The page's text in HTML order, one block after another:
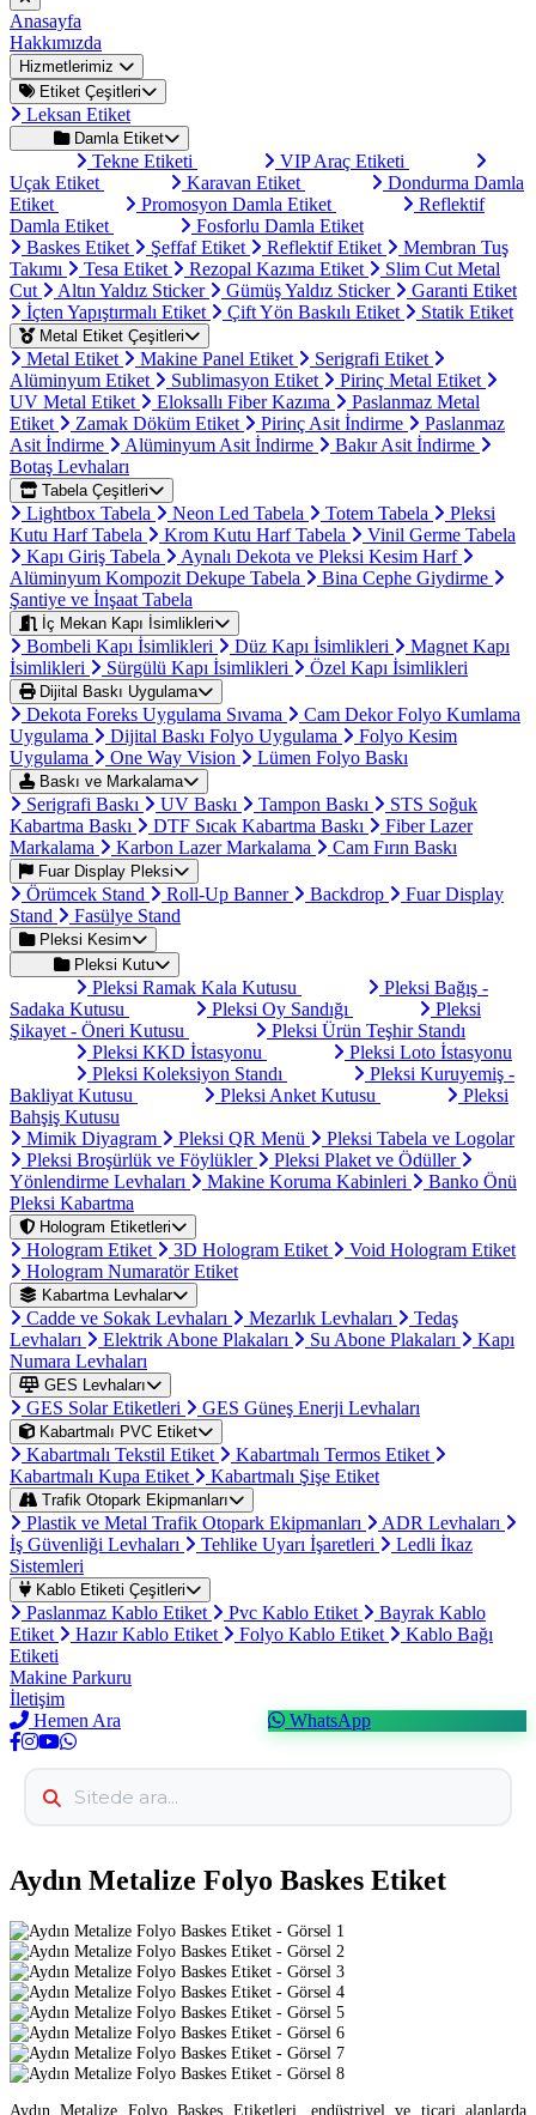
Anasayfa
Hakkımızda
Hizmetlerimiz
Etiket Çeşitleri
Leksan Etiket
Damla Etiket
Tekne Etiketi
VIP Araç Etiketi
Uçak Etiket
Karavan Etiket
Dondurma Damla
Etiket
Promosyon Damla Etiket
Reflektif
Damla Etiket
Fosforlu Damla Etiket
Baskes Etiket
Şeffaf Etiket Reflektif Etiket
Membran Tuş
Takımı
Tesa Etiket Rezopal Kazıma Etiket
Slim Cut Metal
Cut
Altın Yaldız Sticker Gümüş Yaldız Sticker
Garanti Etiket
İçten Yapıştırmalı Etiket
Çift Yön Baskılı Etiket Statik Etiket
Metal Etiket Çeşitleri
Metal Etiket Makine Panel Etiket
Serigrafi Etiket
Alüminyum Etiket
Sublimasyon Etiket
Pirinç Metal Etiket
UV Metal Etiket
Eloksallı Fiber Kazıma
Paslanmaz Metal
Etiket
Zamak Döküm Etiket Pirinç Asit İndirme
Paslanmaz
Asit İndirme
Alüminyum Asit İndirme
Bakır Asit İndirme
Botaş Levhaları
Tabela Çeşitleri
Lightbox Tabela Neon Led Tabela Totem Tabela
Pleksi
Kutu Harf Tabela
Krom Kutu Harf Tabela
Vinil Germe Tabela
Kapı Giriş Tabela
Aynalı Dekota ve Pleksi Kesim Harf
Alüminyum Kompozit Dekupe Tabela
Bina Cephe Giydirme
Şantiye ve İnşaat Tabela
İç Mekan Kapı İsimlikleri
Bombeli Kapı İsimlikleri Düz Kapı İsimlikleri
Magnet Kapı
İsimlikleri
Sürgülü Kapı İsimlikleri Özel Kapı İsimlikleri
Dijital Baskı Uygulama
Dekota Foreks Uygulama Sıvama
Cam Dekor Folyo Kumlama
Uygulama
Dijital Baskı Folyo Uygulama
Folyo Kesim
Uygulama
One Way Vision Lümen Folyo Baskı
Baskı ve Markalama
Serigrafi Baskı UV Baskı Tampon Baskı
STS Soğuk
Kabartma Baskı
DTF Sıcak Kabartma Baskı
Fiber Lazer
Markalama
Karbon Lazer Markalama Cam Fırın Baskı
Fuar Display Pleksi
Örümcek Stand Roll-Up Banner Backdrop
Fuar Display
Stand
Fasülye Stand
Pleksi Kesim
Pleksi Kutu
Pleksi Ramak Kala Kutusu
Pleksi Bağış -
Sadaka Kutusu
Pleksi Oy Sandığı
Pleksi
Şikayet - Öneri Kutusu
Pleksi Ürün Teşhir Standı
Pleksi KKD İstasyonu
Pleksi Loto İstasyonu
Pleksi Koleksiyon Standı
Pleksi Kuruyemiş -
Bakliyat Kutusu
Pleksi Anket Kutusu
Pleksi
Bahşiş Kutusu
Mimik Diyagram
Pleksi QR Menü
Pleksi Tabela ve Logolar
Pleksi Broşürlük ve Föylükler
Pleksi Plaket ve Ödüller
Yönlendirme Levhaları
Makine Koruma Kabinleri
Banko Önü
Pleksi Kabartma
Hologram Etiketleri
Hologram Etiket 3D Hologram Etiket
Void Hologram Etiket
Hologram Numaratör Etiket
Kabartma Levhalar
Cadde ve Sokak Levhaları Mezarlık Levhaları
Tedaş
Levhaları
Elektrik Abone Plakaları Su Abone Plakaları
Kapı
Numara Levhaları
GES Levhaları
GES Solar Etiketleri GES Güneş Enerji Levhaları
Kabartmalı PVC Etiket
Kabartmalı Tekstil Etiket
Kabartmalı Termos Etiket
Kabartmalı Kupa Etiket
Kabartmalı Şişe Etiket
Trafik Otopark Ekipmanları
Plastik ve Metal Trafik Otopark Ekipmanları
ADR Levhaları
İş Güvenliği Levhaları
Tehlike Uyarı İşaretleri
Ledli İkaz
Sistemleri
Kablo Etiketi Çeşitleri
Paslanmaz Kablo Etiket Pvc Kablo Etiket
Bayrak Kablo
Etiket
Hazır Kablo Etiket Folyo Kablo Etiket
Kablo Bağı
Etiketi
Makine Parkuru
İletişim
Hemen Ara
WhatsApp
Aydın Metalize Folyo Baskes Etiket
Aydın Metalize Folyo Baskes Etiketleri, endüstriyel ve ticari alanlarda